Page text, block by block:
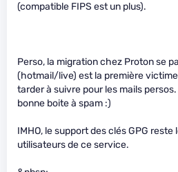
(compatible FIPS est un plus).
Perso, la migration chez Proton se
(hotmail/live) est la première
tarder à suivre pour les mails
bonne boite à spam :)
IMHO, le support des clés GPG
utilisateurs de ce service.